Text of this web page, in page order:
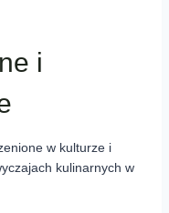
i
w kulturze i
kulinarnych w